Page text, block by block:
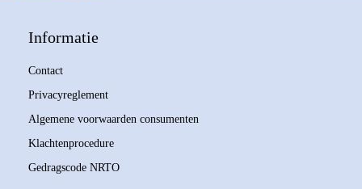
Informatie
Contact
Privacyreglement
Algemene voorwaarden consumenten
Klachtenprocedure
Gedragscode NRTO